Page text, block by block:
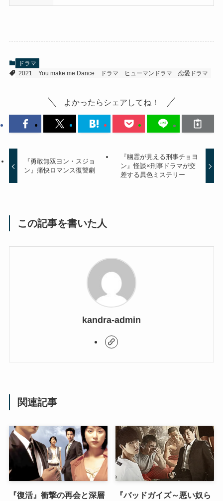
ドラマ
2021
You make me Dance ドラマ ヒューマンドラマ 恋愛ドラマ
よかったらシェアしてね！
『勇敢無双ヨン・スジョ
ン』痛快ロマンス復讐劇
『幽霊が見える刑事チョヨ
ン』怪談×刑事ドラマが交
差する異色ミステリー
この記事を書いた人
kandra-admin
関連記事
『復活』衝撃の再会と深層
『バッドガイズ～悪い奴ら